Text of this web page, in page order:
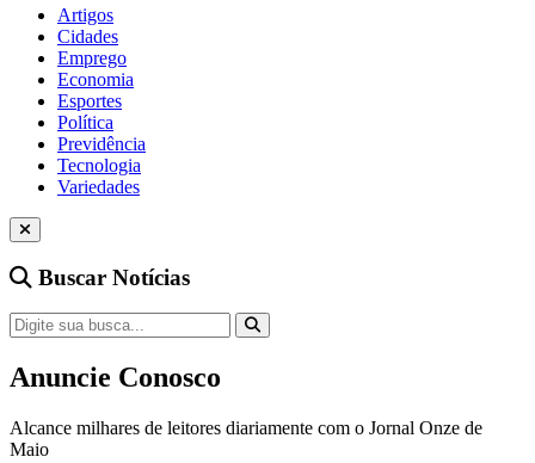
Artigos
Cidades
Emprego
Economia
Esportes
Política
Previdência
Tecnologia
Variedades
Buscar Notícias
Anuncie Conosco
Alcance milhares de leitores diariamente com o Jornal Onze de
Maio